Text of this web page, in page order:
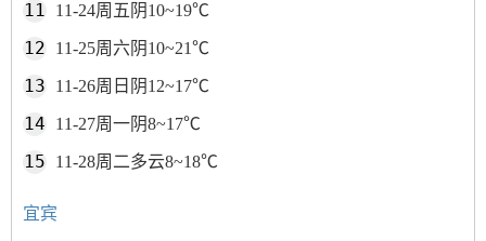
11-24周五阴10~19℃
11-25周六阴10~21℃
11-26周日阴12~17℃
11-27周一阴8~17℃
11-28周二多云8~18℃
宜宾